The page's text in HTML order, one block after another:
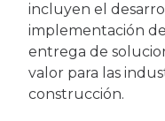
incluyen el
implementación
entrega de
valor para las
construcción.